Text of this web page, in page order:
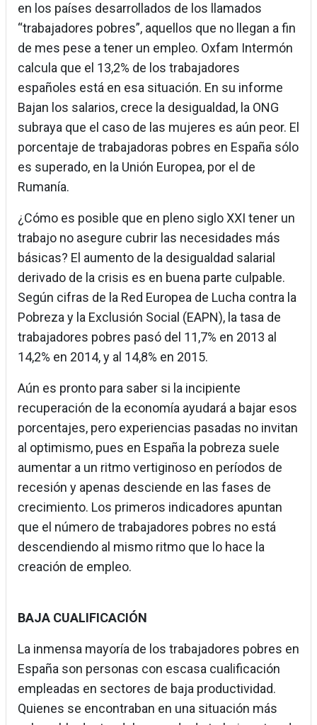
en los países desarrollados de los llamados
“trabajadores pobres”, aquellos que no llegan a fin
de mes pese a tener un empleo. Oxfam Intermón
calcula que el 13,2% de los trabajadores
españoles está en esa situación. En su informe
Bajan los salarios, crece la desigualdad, la ONG
subraya que el caso de las mujeres es aún peor. El
porcentaje de trabajadoras pobres en España sólo
es superado, en la Unión Europea, por el de
Rumanía.
¿Cómo es posible que en pleno siglo XXI tener un
trabajo no asegure cubrir las necesidades más
básicas? El aumento de la desigualdad salarial
derivado de la crisis es en buena parte culpable.
Según cifras de la Red Europea de Lucha contra la
Pobreza y la Exclusión Social (EAPN), la tasa de
trabajadores pobres pasó del 11,7% en 2013 al
14,2% en 2014, y al 14,8% en 2015.
Aún es pronto para saber si la incipiente
recuperación de la economía ayudará a bajar esos
porcentajes, pero experiencias pasadas no invitan
al optimismo, pues en España la pobreza suele
aumentar a un ritmo vertiginoso en períodos de
recesión y apenas desciende en las fases de
crecimiento. Los primeros indicadores apuntan
que el número de trabajadores pobres no está
descendiendo al mismo ritmo que lo hace la
creación de empleo.
BAJA CUALIFICACIÓN
La inmensa mayoría de los trabajadores pobres en
España son personas con escasa cualificación
empleadas en sectores de baja productividad.
Quienes se encontraban en una situación más